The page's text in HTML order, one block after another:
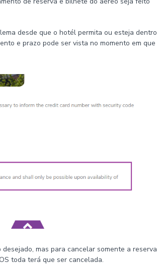
desde que o hotél permita ou esteja dentro
e prazo pode ser vista no momento em que
mas para cancelar somente a reserva
toda terá que ser cancelada.